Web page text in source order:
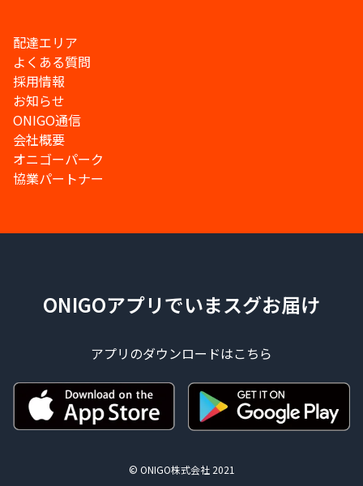
配達エリア
よくある質問
採用情報
お知らせ
ONIGO通信
会社概要
オニゴーパーク
協業パートナー
ONIGOアプリでいまスグお届け
アプリのダウンロードはこちら
© ONIGO株式会社 2021